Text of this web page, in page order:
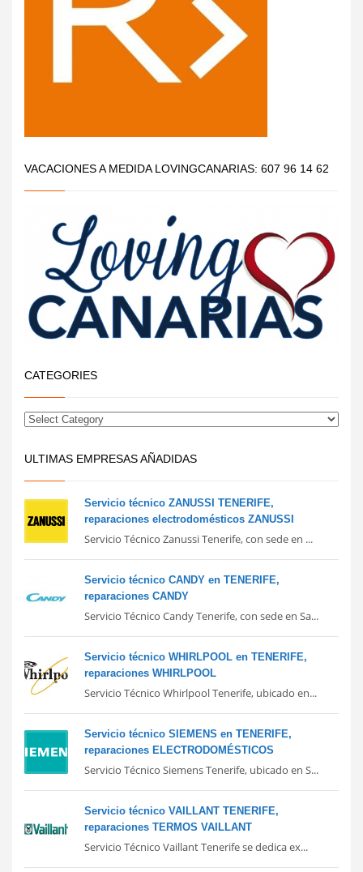
VACACIONES A MEDIDA LOVINGCANARIAS: 607 96 14 62
CATEGORIES
ULTIMAS EMPRESAS AÑADIDAS
Servicio técnico ZANUSSI TENERIFE,
reparaciones electrodomésticos ZANUSSI
Servicio Técnico Zanussi Tenerife, con sede en ...
Servicio técnico CANDY en TENERIFE,
reparaciones CANDY
Servicio Técnico Candy Tenerife, con sede en Sa...
Servicio técnico WHIRLPOOL en TENERIFE,
reparaciones WHIRLPOOL
Servicio Técnico Whirlpool Tenerife, ubicado en...
Servicio técnico SIEMENS en TENERIFE,
reparaciones ELECTRODOMÉSTICOS
Servicio Técnico Siemens Tenerife, ubicado en S...
Servicio técnico VAILLANT TENERIFE,
reparaciones TERMOS VAILLANT
Servicio Técnico Vaillant Tenerife se dedica ex...